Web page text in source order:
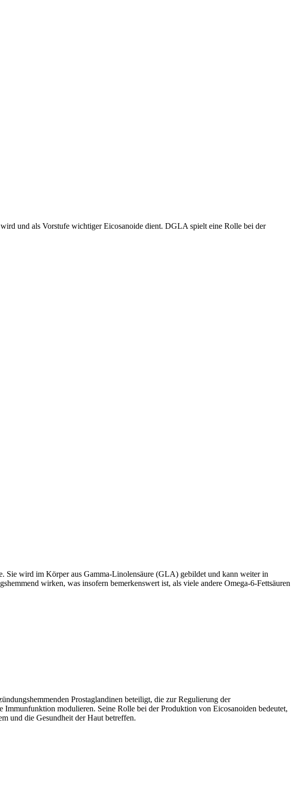
und als Vorstufe wichtiger Eicosanoide dient. DGLA spielt eine Rolle bei der
Sie wird im Körper aus Gamma-Linolensäure (GLA) gebildet und kann weiter in
wirken, was insofern bemerkenswert ist, als viele andere Omega-6-Fettsäuren
Prostaglandinen beteiligt, die zur Regulierung der
modulieren. Seine Rolle bei der Produktion von Eicosanoiden bedeutet,
und die Gesundheit der Haut betreffen.